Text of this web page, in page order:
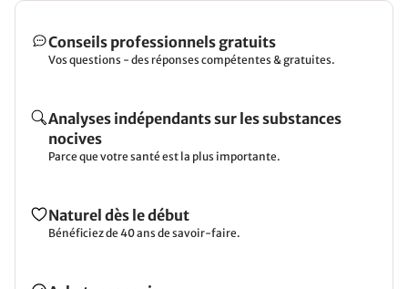
Conseils professionnels gratuits
Vos questions - des réponses compétentes & gratuites.
Analyses indépendants sur les substances
nocives
Parce que votre santé est la plus importante.
Naturel dès le début
Bénéficiez de 40 ans de savoir-faire.